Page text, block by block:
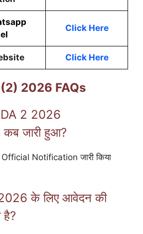
Click Here
Click Here
2026 FAQs
2 2026
जारी हुआ?
Notification जारी किया
के लिए आवेदन की
है?